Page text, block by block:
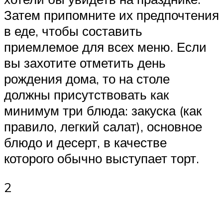
Затем припомните их предпочтения
в еде, чтобы составить
приемлемое для всех меню. Если
вы захотите отметить день
рождения дома, то на столе
должны присутствовать как
минимум три блюда: закуска (как
правило, легкий салат), основное
блюдо и десерт, в качестве
которого обычно выступает торт.
2